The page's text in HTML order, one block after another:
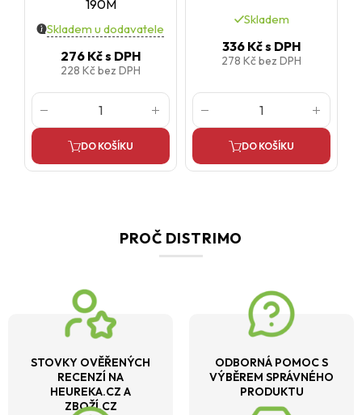
190M
Skladem u dodavatele
276 Kčs DPH
228 Kčbez DPH
DO KOŠÍKU
Skladem
336 Kčs DPH
278 Kčbez DPH
DO KOŠÍKU
PROČ DISTRIMO
STOVKY OVĚŘENÝCH
RECENZÍ NA
HEUREKA.CZ A
ZBOŽÍ.CZ
ODBORNÁ POMOC S
VÝBĚREM SPRÁVNÉHO
PRODUKTU